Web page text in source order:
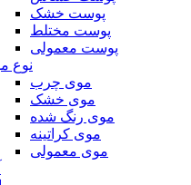
پوست خشک
پوست مختلط
پوست معمولی
نوع
موی چرب
موی خشک
موی رنگ شده
موی کراتینه
موی معمولی